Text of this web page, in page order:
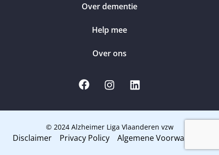
Over dementie
Help mee
Over ons
© 2024 Alzheimer Liga Vlaanderen vzw
Disclaimer Privacy Policy Algemene Voorwaarden